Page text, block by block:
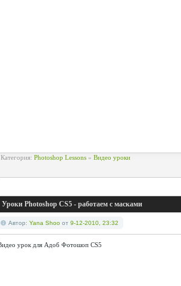
Категория: Photoshop Lessons» Видео уроки
Уроки Photoshop CS5 - работаем с масками
Автор: Yana Shooот 9-12-2010, 23:32
урок для Адоб Фотошоп CS5